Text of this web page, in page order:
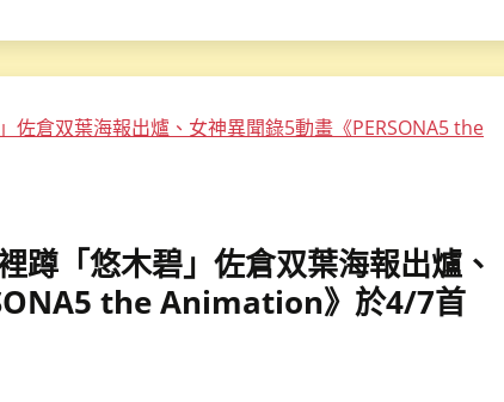
蹲「悠木碧」佐倉双葉海報出爐、
the Animation》於4/7首